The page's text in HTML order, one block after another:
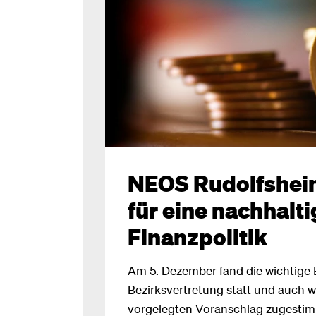
NEOS
für eine
Finanzpolitik
Am 5. Dezember fand die
Bezirksvertretung statt und auch
vorgelegten Voranschlag